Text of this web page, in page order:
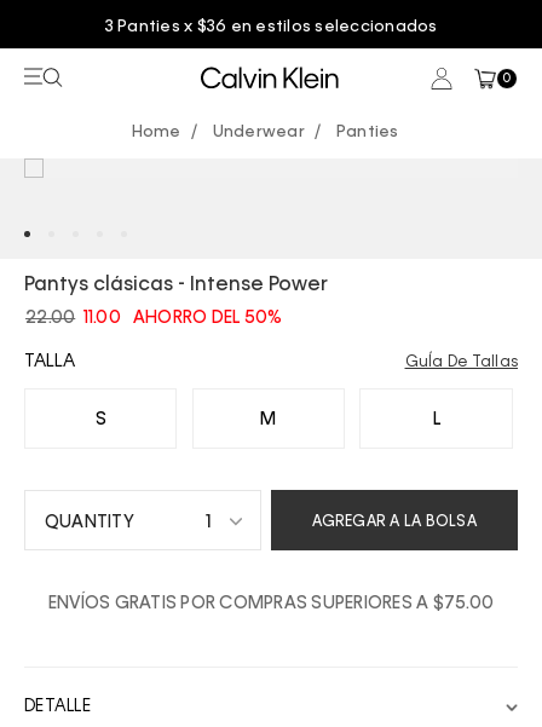
3 Panties x $36 en estilos seleccionados
0
Underwear Panties
Pantys clásicas - Intense Power
22.00 11.00 AHORRO DEL 50%
TALLA
S M L
GuÍa De Tallas
1
2
AGREGAR A LA BOLSA
ENVÍOS GRATIS POR COMPRAS SUPERIORES A $75.00
DETALLE